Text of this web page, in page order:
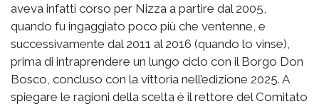
aveva infatti corso per Nizza a partire dal 2005,
quando fu ingaggiato poco più che ventenne, e
successivamente dal 2011 al 2016 (quando lo vinse),
prima di intraprendere un lungo ciclo con il Borgo Don
Bosco, concluso con la vittoria nell’edizione 2025. A
spiegare le ragioni della scelta è il rettore del Comitato